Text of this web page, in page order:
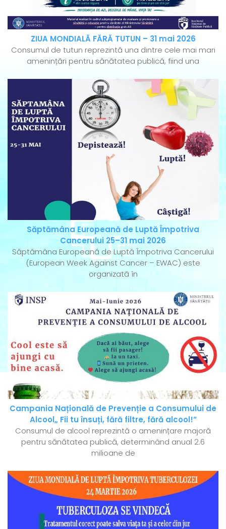
ZIUA MONDIALĂ FĂRĂ TUTUN – 31 mai 2026
Consumul de tutun reprezintă una dintre cele mai mari
amenințări pentru sănătatea publică, fiind una
Săptămâna Europeană de Luptă Împotriva
Cancerului 25–31 mai 2026
Săptămâna Europeană de Luptă Împotriva Cancerului
(European Week Against Cancer – EWAC) este
organizată în
Campania Națională de Prevenție a Consumului de
Alcool„ Fii tu însuți, fără filtre, fără alcool!”
Consumul de alcool reprezintă o amenințare majoră
pentru sănătatea publică, determinând anual 2.6
milioane de